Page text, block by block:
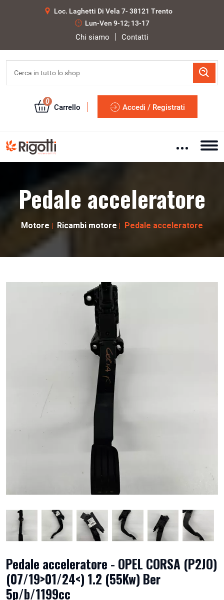
Loc. Laghetti Di Vela 7- 38121 Trento
Lun-Ven 9-12; 13-17
Chi siamo Contatti
0
Carrello Accedi / Registrati
Pedale acceleratore
Motore Ricambi motore Pedale acceleratore
Pedale acceleratore - OPEL CORSA (P2JO)
(07/19>01/24<) 1.2 (55Kw) Ber
5p/b/1199cc